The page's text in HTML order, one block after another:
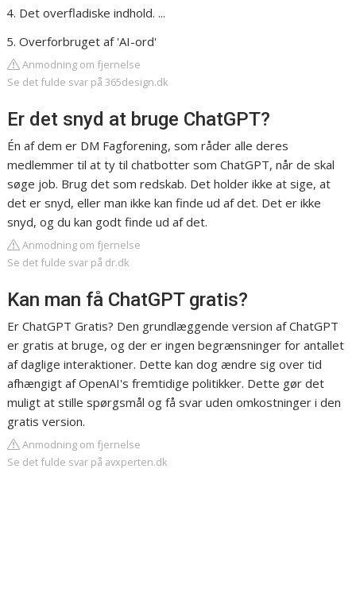
Det overfladiske indhold. ...
Overforbruget af 'AI-ord'
Anmodning om fjernelse
Se det fulde svar på 365design.dk
Er det snyd at bruge ChatGPT?
Én af dem er DM Fagforening, som råder alle deres
medlemmer til at ty til chatbotter som ChatGPT, når de skal
søge job. Brug det som redskab. Det holder ikke at sige, at
det er snyd, eller man ikke kan finde ud af det. Det er ikke
snyd, og du kan godt finde ud af det.
Anmodning om fjernelse
Se det fulde svar på dr.dk
Kan man få ChatGPT gratis?
Er ChatGPT Gratis? Den grundlæggende version af ChatGPT
er gratis at bruge, og der er ingen begrænsninger for antallet
af daglige interaktioner. Dette kan dog ændre sig over tid
afhængigt af OpenAI's fremtidige politikker. Dette gør det
muligt at stille spørgsmål og få svar uden omkostninger i den
gratis version.
Anmodning om fjernelse
Se det fulde svar på avxperten.dk